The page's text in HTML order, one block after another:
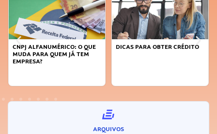
CNPJ ALFANUMÉRICO: O QUE
MUDA PARA QUEM JÁ TEM
EMPRESA?
DICAS PARA OBTER CRÉDITO
ARQUIVOS